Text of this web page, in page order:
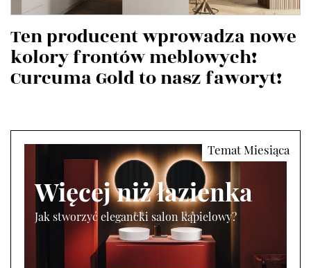
Ten producent wprowadza nowe
kolory frontów meblowych!
Curcuma Gold to nasz faworyt!
Więcej niż łazienka
Jak stworzyć elegancki salon kąpielowy?